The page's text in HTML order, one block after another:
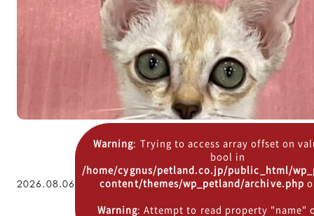
Warning: Trying to access array offset on
bool in
/home/cygnus/petland.co.jp/public_html/
content/themes/wp_petland/archive.php
Warning: Attempt to read property "name"
2026.08.06